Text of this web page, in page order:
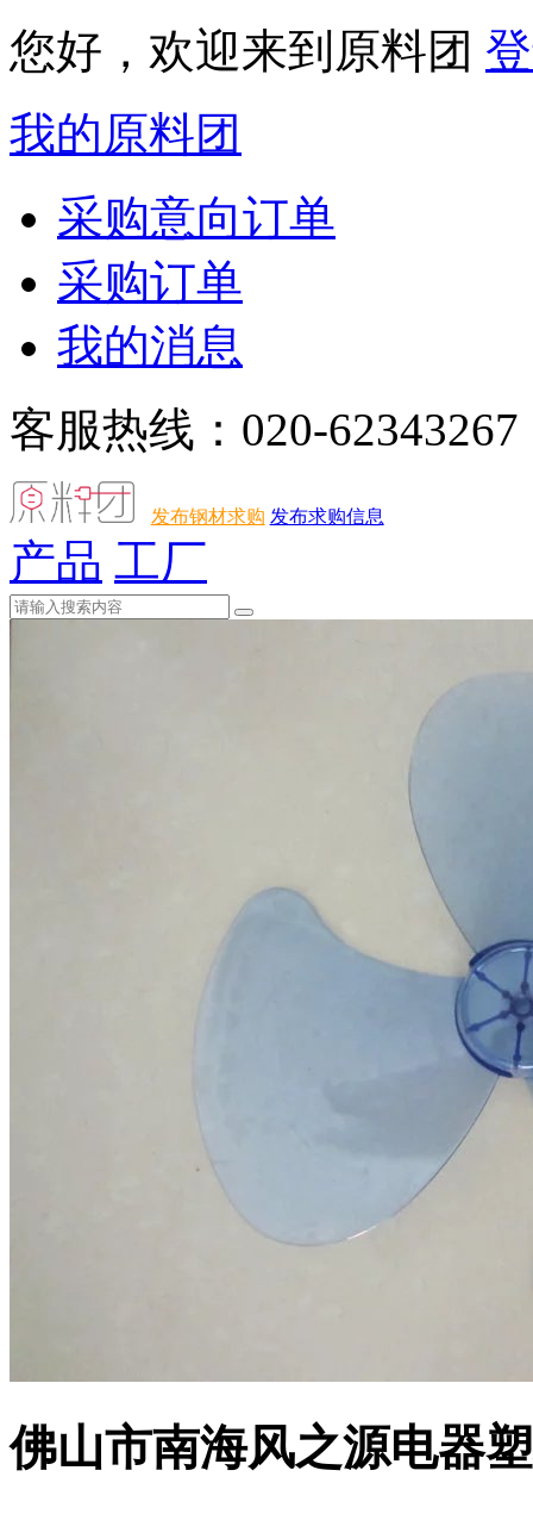
您好，欢迎来到原料团
我的原料团
采购意向订单
采购订单
我的消息
客服热线：020-62343267
发布钢材求购 发布求购信息
产品 工厂
佛山市南海风之源电器